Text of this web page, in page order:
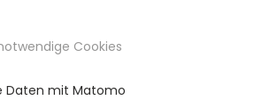
Mitarbeiter sehr geschätzt.
auch Bindeglied zwischen den
was reibungslos
Cookies
Daten mit Matomo